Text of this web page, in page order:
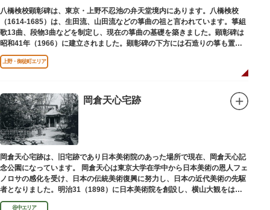
八橋検校顕彰碑は、東京・上野不忍池の弁天堂境内にあります。八橋検校
（1614-1685）は、生田流、山田流などの箏曲の祖と言われています。箏組
歌13曲、段物3曲などを制定し、現在の箏曲の基礎を築きました。顕彰碑は
昭和41年（1966）に建立されました。顕彰碑の下方には石造りの箏も置か
れています。
上野・御徒町エリア
岡倉天心宅跡
岡倉天心宅跡は、旧宅跡であり日本美術院のあった場所で現在、岡倉天心記
念公園になっています。 岡倉天心は東京大学在学中から日本美術の恩人フェ
ノロサの感化を受け、日本の伝統美術復興に努力し、日本の近代美術の先駆
者となりました。明治31（1898）に日本美術院を創設し、横山大観をはじ
め優れた画家を世に送り出しました。
谷中エリア